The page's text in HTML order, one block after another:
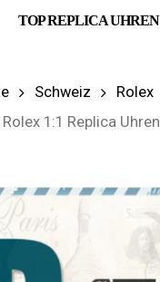
TOP REPLICA UHREN
Schweiz Rolex
1:1 Replica Uhren